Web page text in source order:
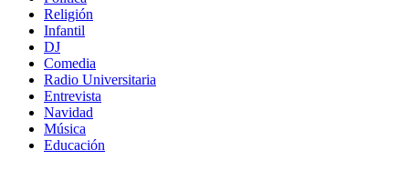
Religión
Infantil
DJ
Comedia
Radio Universitaria
Entrevista
Navidad
Música
Educación